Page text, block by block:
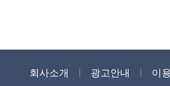
회사소개 광고안내 이